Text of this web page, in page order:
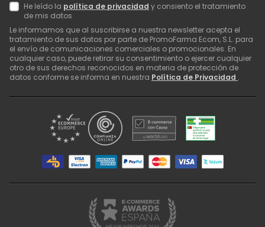
He leído la política de privacidad y consiento el tratamiento
de mis datos
Le informamos que al suscribirse a nuestra newsletter acepta el
tratamiento de sus datos por parte de PromoFarma Ecom, S.L. para
el envío de comunicaciones comerciales o promocionales. En
cualquier caso, puede retirar su consentimiento o ejercer cualquier
otro de sus derechos reconocidos en materia de protección de
datos conforme se informa en nuestra Política de Privacidad .